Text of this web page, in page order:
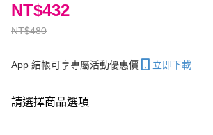
NT$480
NT$432
App 結帳可享專屬活動優惠價 立即下載
請選擇商品選項